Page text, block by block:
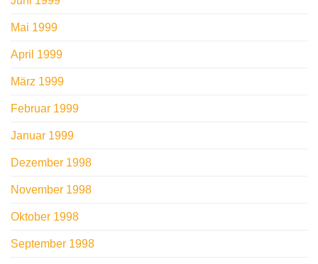
Mai 1999
April 1999
März 1999
Februar 1999
Januar 1999
Dezember 1998
November 1998
Oktober 1998
September 1998